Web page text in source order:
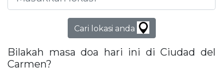
Cari lokasi anda
Bilakah masa doa hari ini di Ciudad del
Carmen?